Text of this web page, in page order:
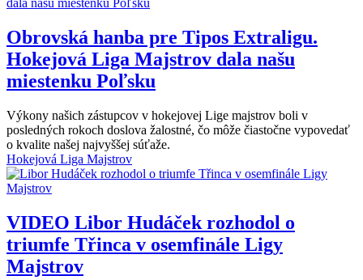
Obrovská hanba pre Tipos Extraligu.
Hokejová Liga Majstrov dala našu
miestenku Poľsku
Výkony našich zástupcov v hokejovej Lige majstrov boli v
posledných rokoch doslova žalostné, čo môže čiastočne vypovedať
o kvalite našej najvyššej súťaže.
Hokejová Liga Majstrov
VIDEO Libor Hudáček rozhodol o
triumfe Třinca v osemfinále Ligy
Majstrov